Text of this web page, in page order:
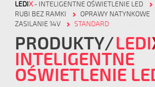
LEDIX- INTELIGENTNE OŚWIETLENIE LED
RUBI BEZ RAMKI
OPRAWY NATYNKOWE
ZASILANIE 14V
STANDARD
PRODUKTY LEDI
INTELIGENTNE
OŚWIETLENIE